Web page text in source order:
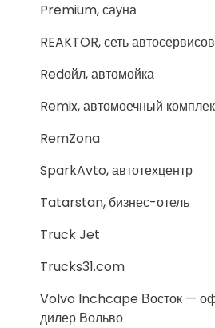
Premium, сауна
REAKTOR, сеть автосервисов
Redойл, автомойка
Remix, автомоечный
RemZona
SparkAvto, автотехцентр
Tatarstan, бизнес-отель
Truck Jet
Trucks31.com
Volvo Inchcape Восток —
дилер Вольво